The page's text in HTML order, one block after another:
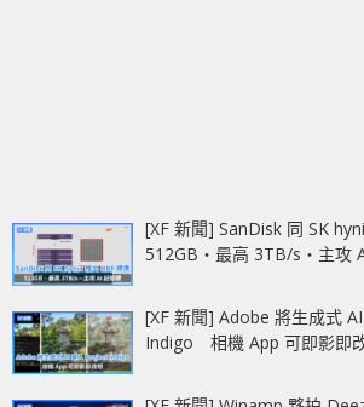
[XF 新聞] SanDisk 同 SK
512GB‧最高 3TB/s‧主攻
[XF 新聞] Adobe 將生成式
Indigo 相機 App 可即影即